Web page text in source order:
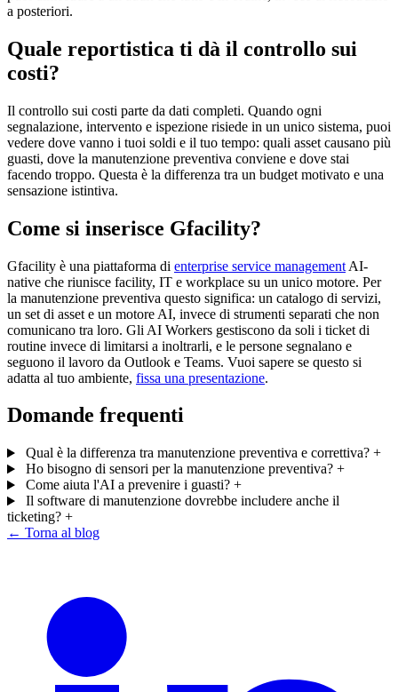
a posteriori.
Quale reportistica ti dà il controllo sui
costi?
Il controllo sui costi parte da dati completi. Quando ogni
segnalazione, intervento e ispezione risiede in un unico sistema, puoi
vedere dove vanno i tuoi soldi e il tuo tempo: quali asset causano più
guasti, dove la manutenzione preventiva conviene e dove stai
facendo troppo. Questa è la differenza tra un budget motivato e una
sensazione istintiva.
Come si inserisce Gfacility?
Gfacility è una piattaforma di enterprise service management AI-
native che riunisce facility, IT e workplace su un unico motore. Per
la manutenzione preventiva questo significa: un catalogo di servizi,
un set di asset e un motore AI, invece di strumenti separati che non
comunicano tra loro. Gli AI Workers gestiscono da soli i ticket di
routine invece di limitarsi a inoltrarli, e le persone segnalano e
seguono il lavoro da Outlook e Teams. Vuoi sapere se questo si
adatta al tuo ambiente, fissa una presentazione.
Domande frequenti
Qual è la differenza tra manutenzione preventiva e correttiva? +
Ho bisogno di sensori per la manutenzione preventiva? +
Come aiuta l'AI a prevenire i guasti? +
Il software di manutenzione dovrebbe includere anche il
ticketing? +
← Torna al blog